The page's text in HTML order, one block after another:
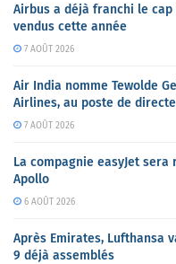
Airbus a déjà franchi le
vendus cette année
7 AOÛT 2026
Air India nomme Tewolde
Airlines, au poste de
7 AOÛT 2026
La compagnie easyJet
Apollo
6 AOÛT 2026
Après Emirates, Lufthansa
9 déjà assemblés